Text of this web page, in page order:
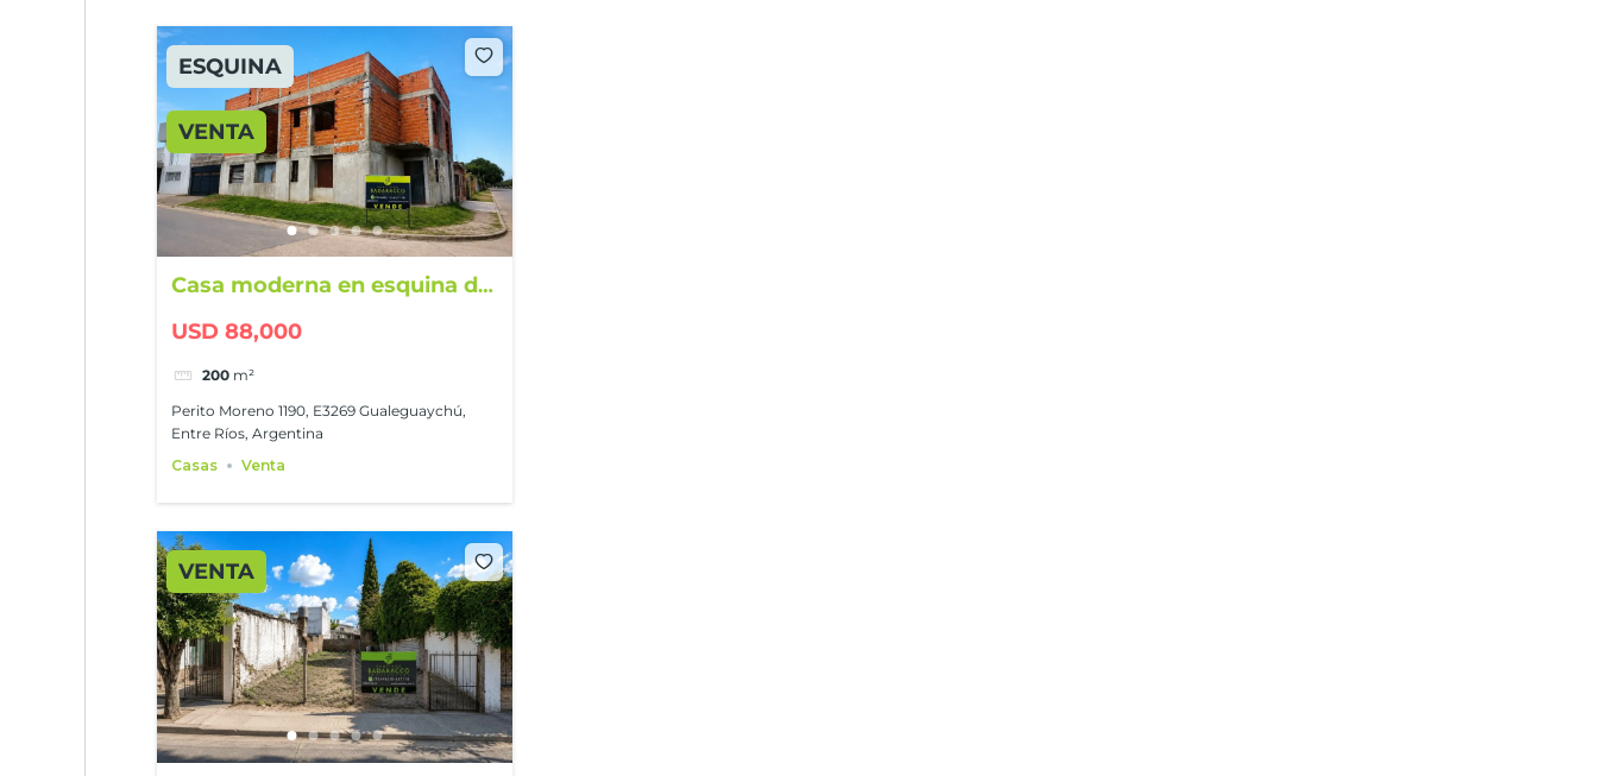
ESQUINA
VENTA
Casa moderna en esquina de
USD 88,000
200 m²
Perito Moreno 1190, E3269 Gualeguaychú,
Entre Ríos, Argentina
Casas
Venta
VENTA